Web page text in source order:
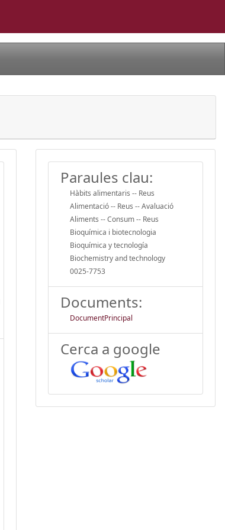
Paraules clau:
Hàbits alimentaris -- Reus
Alimentació -- Reus -- Avaluació
Aliments -- Consum -- Reus
Bioquímica i biotecnologia
Bioquímica y tecnología
Biochemistry and technology
0025-7753
Documents:
DocumentPrincipal
Cerca a google